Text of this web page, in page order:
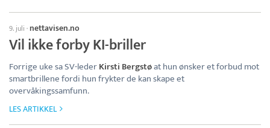
9. juli · nettavisen.no
Vil ikke forby KI-briller
Forrige uke sa SV-lederKirsti Bergstøat hun ønsker et forbud mot
smartbrillene fordi hun frykter de kan skape et
overvåkingssamfunn.
LES ARTIKKEL